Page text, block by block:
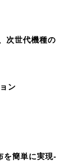
次世代機種の
ン
を簡単に実現-